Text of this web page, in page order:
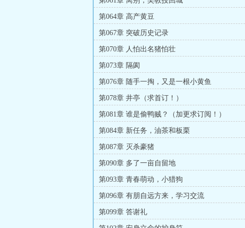
第064章 高产黄豆
第067章 突破历史记录
第070章 人怕出名猪怕壮
第073章 隔阂
第076章 随手一掏，又是一根小黄鱼
第078章 井亭（求首订！）
第081章 谁是偷鸭贼？（加更求订阅！）
第084章 新任务，油茶和板栗
第087章 灭杀豪猪
第090章 多了一亩自留地
第093章 青春萌动，小猎狗
第096章 有朋自远方来，学习交流
第099章 答谢礼